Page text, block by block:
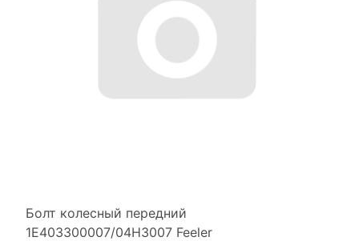
Болт колесный передний
1E403300007/04H3007 Feeler